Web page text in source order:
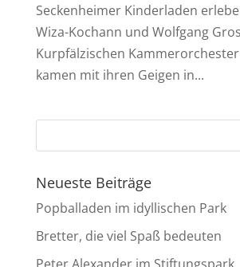
Seckenheimer Kinderladen
Wiza-Kochann und Wolfgang
Kurpfälzischen Kammerorchester
kamen mit ihren Geigen in...
Neueste Beiträge
Popballaden im idyllischen Park
Bretter, die viel Spaß bedeuten
Peter Alexander im Stiftungspark